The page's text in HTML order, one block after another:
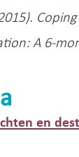
A 6-
en